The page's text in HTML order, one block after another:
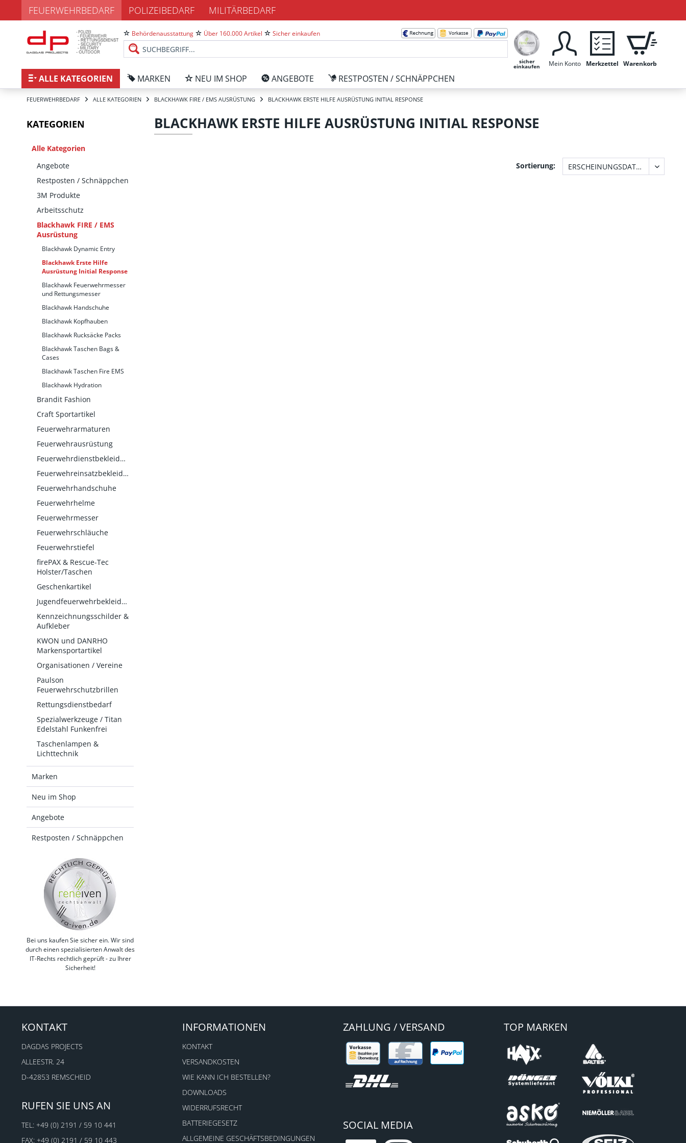
FEUERWEHRBEDARF POLIZEIBEDARF MILITÄRBEDARF
Behördenausstattung Über 160.000 Artikel Sicher einkaufen
sicher
einkaufen Mein Konto Merkzettel Warenkorb
ALLE KATEGORIEN MARKEN NEU IM SHOP ANGEBOTE RESTPOSTEN / SCHNÄPPCHEN
FEUERWEHRBEDARF ALLE KATEGORIEN BLACKHAWK FIRE / EMS AUSRÜSTUNG BLACKHAWK ERSTE HILFE AUSRÜSTUNG INITIAL RESPONSE
KATEGORIEN
Alle Kategorien
Angebote
Restposten / Schnäppchen
3M Produkte
Arbeitsschutz
Blackhawk FIRE / EMS
Ausrüstung
Blackhawk Dynamic Entry
Blackhawk Erste Hilfe
Ausrüstung Initial Response
Blackhawk Feuerwehrmesser
und Rettungsmesser
Blackhawk Handschuhe
Blackhawk Kopfhauben
Blackhawk Rucksäcke Packs
Blackhawk Taschen Bags &
Cases
Blackhawk Taschen Fire EMS
Blackhawk Hydration
Brandit Fashion
Craft Sportartikel
Feuerwehrarmaturen
Feuerwehrausrüstung
Feuerwehrdienstbekleidung
Feuerwehreinsatzbekleidung
Feuerwehrhandschuhe
Feuerwehrhelme
Feuerwehrmesser
Feuerwehrschläuche
Feuerwehrstiefel
firePAX & Rescue-Tec
Holster/Taschen
Geschenkartikel
Jugendfeuerwehrbekleidung
Kennzeichnungsschilder &
Aufkleber
KWON und DANRHO
Markensportartikel
Organisationen / Vereine
Paulson
Feuerwehrschutzbrillen
Rettungsdienstbedarf
Spezialwerkzeuge / Titan
Edelstahl Funkenfrei
Taschenlampen &
Lichttechnik
Marken
Neu im Shop
Angebote
Restposten / Schnäppchen
Bei uns kaufen Sie sicher ein. Wir sind
durch einen spezialisierten Anwalt des
IT-Rechts rechtlich geprüft - zu Ihrer
Sicherheit!
BLACKHAWK ERSTE HILFE AUSRÜSTUNG INITIAL RESPONSE
Sortierung:
KONTAKT
DAGDAS PROJECTS
ALLEESTR. 24
D-42853 REMSCHEID
RUFEN SIE UNS AN
TEL: +49 (0) 2191 / 59 10 441
FAX: +49 (0) 2191 / 59 10 443
INFORMATIONEN
KONTAKT
VERSANDKOSTEN
WIE KANN ICH BESTELLEN?
DOWNLOADS
WIDERRUFSRECHT
BATTERIEGESETZ
ALLGEMEINE GESCHÄFTSBEDINGUNGEN
ZAHLUNG / VERSAND
SOCIAL MEDIA
TOP MARKEN